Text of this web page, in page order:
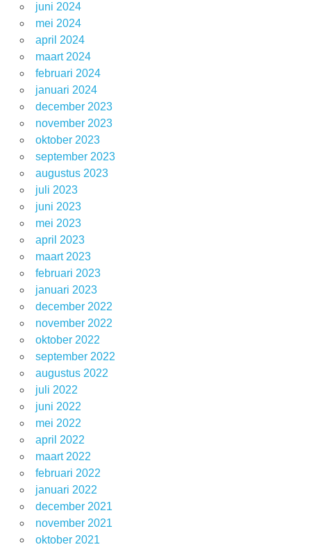
juni 2024
mei 2024
april 2024
maart 2024
februari 2024
januari 2024
december 2023
november 2023
oktober 2023
september 2023
augustus 2023
juli 2023
juni 2023
mei 2023
april 2023
maart 2023
februari 2023
januari 2023
december 2022
november 2022
oktober 2022
september 2022
augustus 2022
juli 2022
juni 2022
mei 2022
april 2022
maart 2022
februari 2022
januari 2022
december 2021
november 2021
oktober 2021